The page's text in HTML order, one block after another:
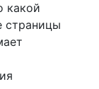
какой
страницы